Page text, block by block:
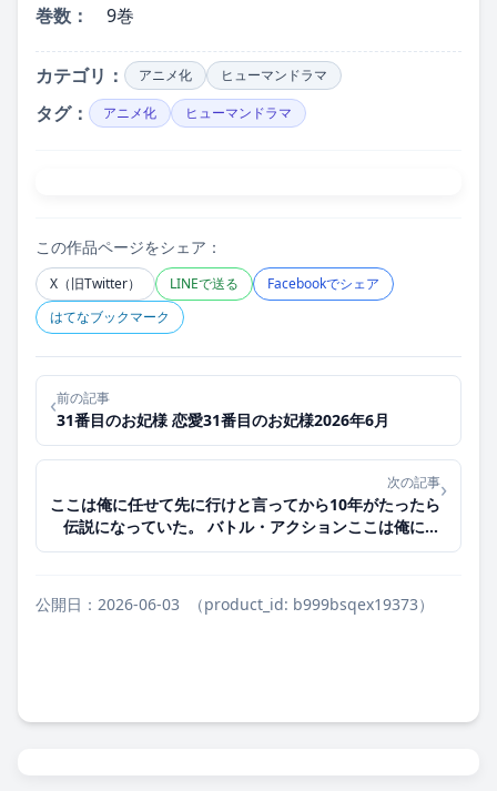
巻数：
9巻
カテゴリ： アニメ化 ヒューマンドラマ
タグ： アニメ化 ヒューマンドラマ
この作品ページをシェア：
X（旧Twitter） LINEで送る
Facebookでシェア
はてなブックマーク
‹前の記事
31番目のお妃様 恋愛31番目のお妃様2026年6月
次の記事
ここは俺に任せて先に行けと言ってから10年がたったら
伝説になっていた。 バトル・アクションここは俺に任
せて先に行けと言ってから10年がたったら伝説になって
›
公開日：2026-06-03 （product_id: b999bsqex19373）